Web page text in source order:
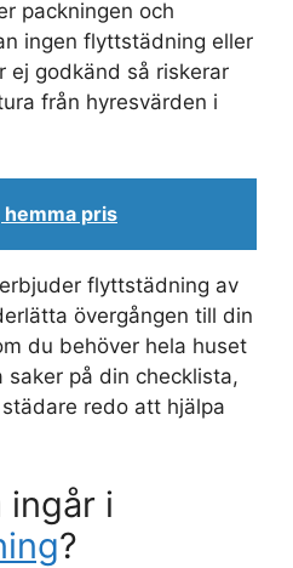
packningen och
ingen flyttstädning eller
ej godkänd så riskerar
från hyresvärden i
hemma pris
flyttstädning av
övergången till din
du behöver hela huset
på din checklista,
redo att hjälpa
ingår i
?